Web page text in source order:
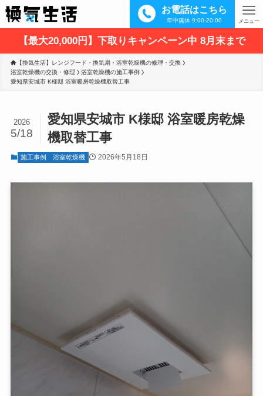
お電話はこちら
年中無休 9:00-20:00 メニュー
【最大20,000円】下取りキャンペーン中 8月末まで
【換気生活】レンジフード・換気扇・浴室乾燥機の修理・交換
浴室乾燥機の交換・修理
浴室乾燥機の施工事例
愛知県安城市 K様邸 浴室暖房乾燥機取替工事
愛知県安城市 K様邸 浴室暖房乾燥
機取替工事
2026
5/18
施工事例 浴室乾燥機 2026年5月18日